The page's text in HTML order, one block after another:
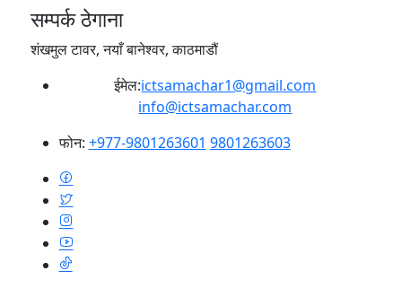
सम्पर्क ठेगाना
शंखमुल टावर, नयाँ बानेश्वर, काठमाडौं
ईमेल:ictsamachar1@gmail.com
info@ictsamachar.com
फोन: +977-9801263601 9801263603